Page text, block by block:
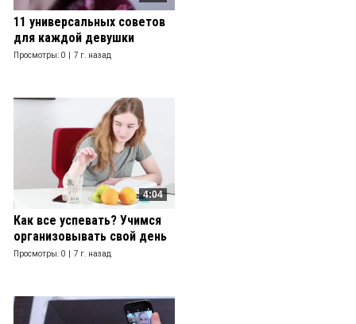
11 универсальных советов
для каждой девушки
Просмотры: 0 | 7 г. назад
4:04
Как все успевать? Учимся
организовывать свой день
Просмотры: 0 | 7 г. назад